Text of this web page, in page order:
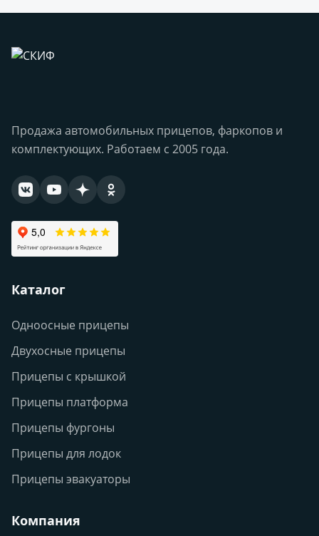
Продажа автомобильных прицепов, фаркопов и
комплектующих. Работаем с 2005 года.
Каталог
Одноосные прицепы
Двухосные прицепы
Прицепы с крышкой
Прицепы платформа
Прицепы фургоны
Прицепы для лодок
Прицепы эвакуаторы
Компания